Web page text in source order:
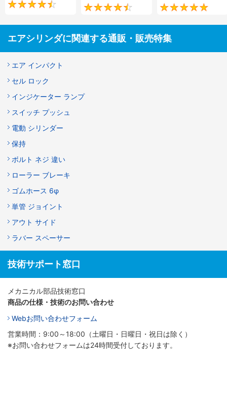
4.5 4.6
エアシリンダに関連する通販・販売特集
エア インパクト
セル ロック
インジケーター ランプ
スイッチ プッシュ
電動 シリンダー
保持
ボルト ネジ 違い
ローラー ブレーキ
ゴムホース 6φ
単管 ジョイント
アウト サイド
ラバー スペーサー
技術サポート窓口
メカニカル部品技術窓口
商品の仕様・技術のお問い合わせ
Webお問い合わせフォーム
営業時間：9:00～18:00（土曜日・日曜日・祝日は除く）
※お問い合わせフォームは24時間受付しております。